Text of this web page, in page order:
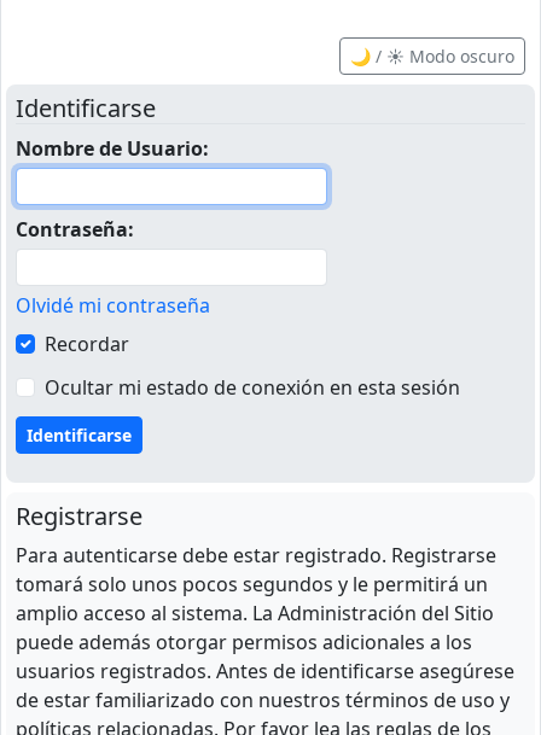
🌙 / ☀️ Modo oscuro
Identificarse
Nombre de Usuario:
Contraseña:
Olvidé mi contraseña
Recordar
Ocultar mi estado de conexión en esta sesión
Registrarse
Para autenticarse debe estar registrado. Registrarse
tomará solo unos pocos segundos y le permitirá un
amplio acceso al sistema. La Administración del Sitio
puede además otorgar permisos adicionales a los
usuarios registrados. Antes de identificarse asegúrese
de estar familiarizado con nuestros términos de uso y
políticas relacionadas. Por favor lea las reglas de los